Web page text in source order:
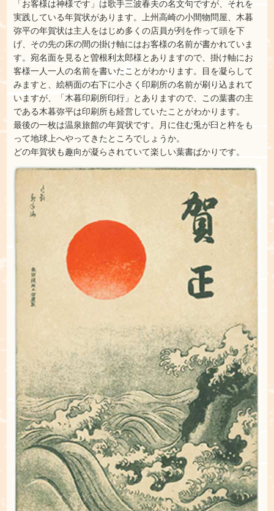
「お客様は神様です」は歌手三波春夫の名文句ですが、それを
実践している年賀状があります。上州高崎の小間物問屋、木暮
弥平の年賀状は主人をはじめ多くの店員が列を作って頭を下
げ、その先の床の間の掛け軸にはお客様の名前が書かれていま
す。宛名面を見ると曽根利太郎様とありますので、掛け軸にお
客様一人一人の名前を書いたことがわかります。目を凝らして
みますと、絵柄面の右下に小さく印刷所の名前が刷り込まれて
いますが、「木暮印刷所印行」とありますので、この葉書の主
である木暮弥平は印刷所も経営していたことがわかります。
最後の一枚は温泉旅館の年賀状です。月に住む兎が臼と杵をも
って地球上へやってきたところでしょうか。
どの年賀状も趣向が凝らされていて楽しい葉書ばかりです。